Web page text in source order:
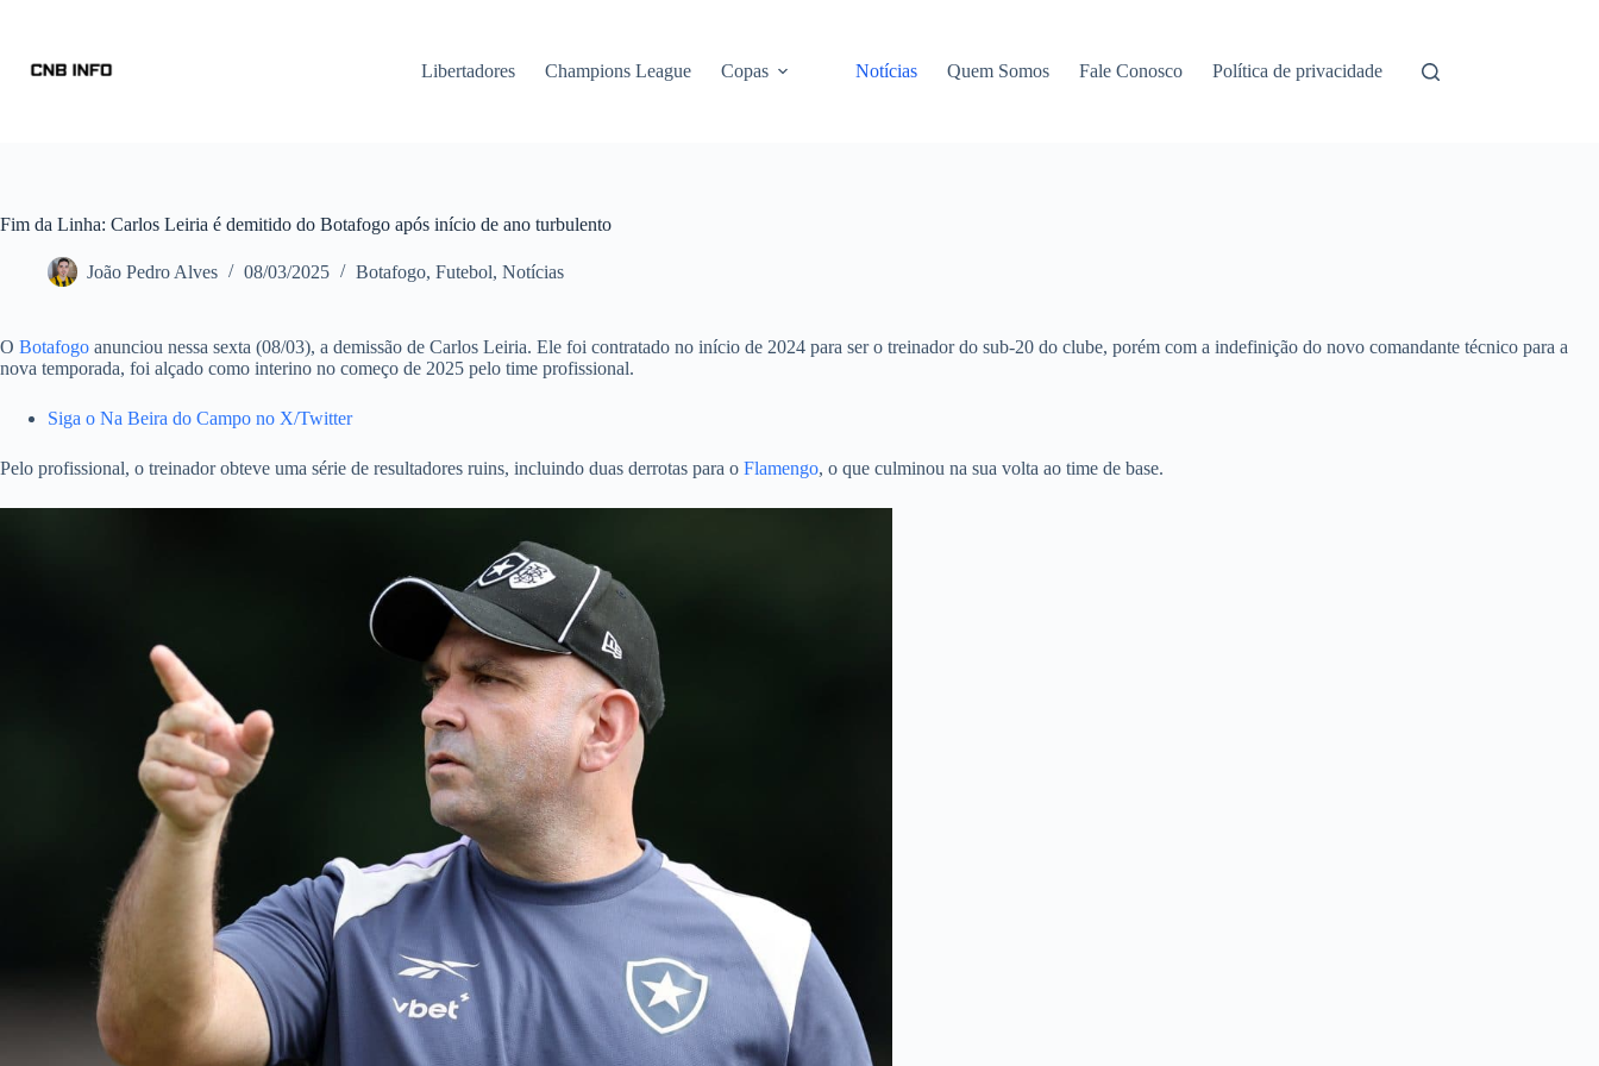
Libertadores Champions League Copas Notícias Quem Somos Fale Conosco Política de privacidade
Fim da Linha: Carlos Leiria é demitido do Botafogo após início de ano turbulento
João Pedro Alves 08/03/2025 Botafogo, Futebol, Notícias
O Botafogo anunciou nessa sexta (08/03), a demissão de Carlos Leiria. Ele foi contratado no início de 2024 para ser o treinador do sub-20 do clube, porém com a indefinição do novo comandante técnico para a
nova temporada, foi alçado como interino no começo de 2025 pelo time profissional.
Siga o Na Beira do Campo no X/Twitter
Pelo profissional, o treinador obteve uma série de resultadores ruins, incluindo duas derrotas para o Flamengo, o que culminou na sua volta ao time de base.